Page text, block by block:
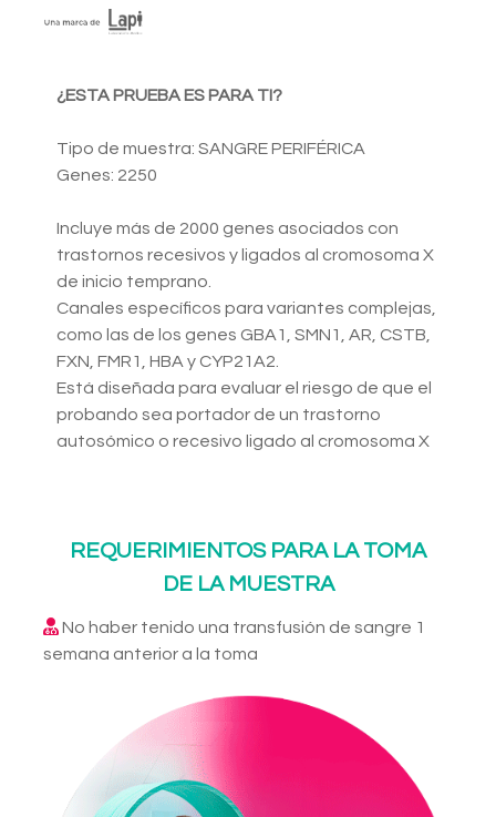
¿ESTA PRUEBA ES PARA TI?
Tipo de muestra: SANGRE PERIFÉRICA
Genes: 2250
Incluye más de 2000 genes asociados con
trastornos recesivos y ligados al cromosoma X
de inicio temprano.
Canales específicos para variantes complejas,
como las de los genes GBA1, SMN1, AR, CSTB,
FXN, FMR1, HBA y CYP21A2.
Está diseñada para evaluar el riesgo de que el
probando sea portador de un trastorno
autosómico o recesivo ligado al cromosoma X
REQUERIMIENTOS PARA LA TOMA
DE LA MUESTRA
No haber tenido una transfusión de sangre 1
semana anterior a la toma